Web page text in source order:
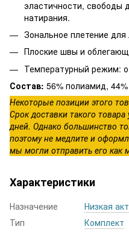
эластичности, свободы
натирания.
Зональное плетение
Плоские швы и
Температурный режим:
Состав: 56% полиамид,
Некоторые позиции этого
Срок доставки такого
дней. Однако большинство
поэтому не медлите и
мы могли отправить его как
Характеристики
Назначение Низкая
Тип
Комплект